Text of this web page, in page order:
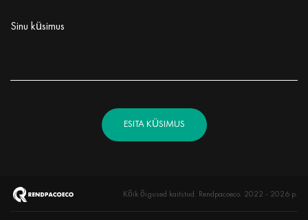
Sinu küsimus
ESITA KÜSIMUS
Kõik õigused kaitstud. Rendpacoeco. 2022 - 2026 р.